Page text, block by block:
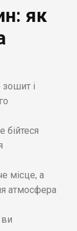
як
і
бійтеся
місце, а
атмосфера